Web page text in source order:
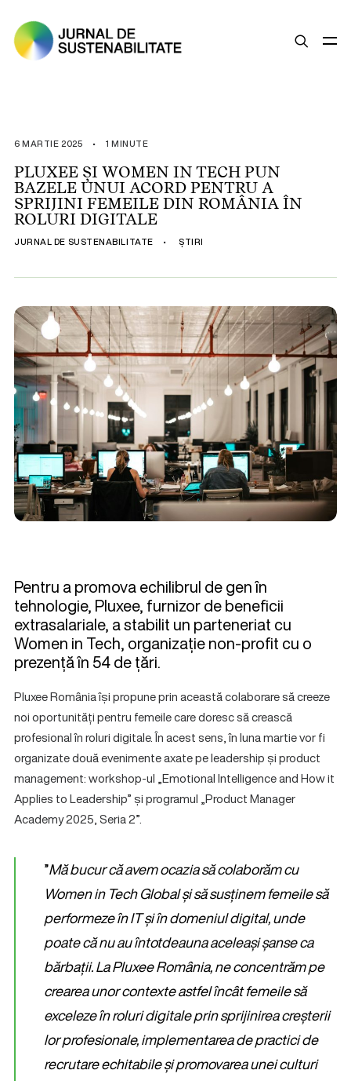
ȘTIRI
OPINII
ESG
LEGISLAȚIE
BUNE PRACTICI
6 MARTIE 2025 • 1 MINUTE
PLUXEE ȘI WOMEN IN TECH PUN
BAZELE UNUI ACORD PENTRU A
SPRIJINI FEMEILE DIN ROMÂNIA ÎN
ROLURI DIGITALE
JURNAL DE SUSTENABILITATE • ȘTIRI
Pentru a promova echilibrul de gen în
tehnologie, Pluxee, furnizor de beneficii
extrasalariale, a stabilit un parteneriat cu
Women in Tech, organizație non-profit cu o
prezență în 54 de țări.
Pluxee România își propune prin această colaborare să creeze
noi oportunități pentru femeile care doresc să crească
profesional în roluri digitale. În acest sens, în luna martie vor fi
organizate două evenimente axate pe leadership și product
management: workshop-ul „Emotional Intelligence and How it
Applies to Leadership” și programul „Product Manager
Academy 2025, Seria 2”.
”Mă bucur că avem ocazia să colaborăm cu
Women in Tech Global și să susținem femeile să
performeze în IT și în domeniul digital, unde
poate că nu au întotdeauna aceleași șanse ca
bărbații. La Pluxee România, ne concentrăm pe
crearea unor contexte astfel încât femeile să
exceleze în roluri digitale prin sprijinirea creșterii
lor profesionale, implementarea de practici de
recrutare echitabile și promovarea unei culturi